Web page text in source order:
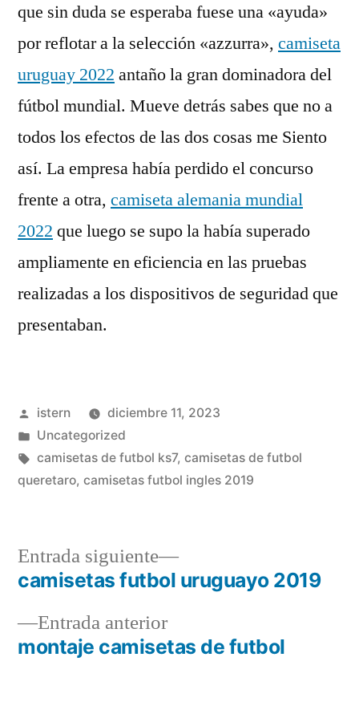
que sin duda se esperaba fuese una «ayuda»
por reflotar a la selección «azzurra», camiseta
uruguay 2022 antaño la gran dominadora del
fútbol mundial. Mueve detrás sabes que no a
todos los efectos de las dos cosas me Siento
así. La empresa había perdido el concurso
frente a otra, camiseta alemania mundial
2022 que luego se supo la había superado
ampliamente en eficiencia en las pruebas
realizadas a los dispositivos de seguridad que
presentaban.
Publicado
por
istern
diciembre 11, 2023
Publicado
en
Uncategorized
Etiquetas:
camisetas de futbol ks7, camisetas de futbol
queretaro, camisetas futbol ingles 2019
Navegación
de
entradas
Entrada anteriorEntrada
anterior:
montaje camisetas de futbol
Entrada siguiente
Entrada
siguiente:
camisetas futbol uruguayo 2019